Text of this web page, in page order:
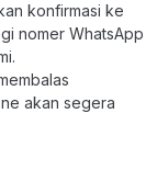
konfirmasi ke
nomer WhatsApp
akan segera